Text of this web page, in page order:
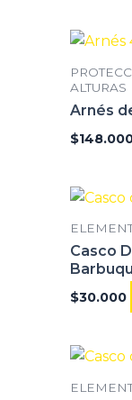
ALTURAS
Arnés
$
Casco
$30.000